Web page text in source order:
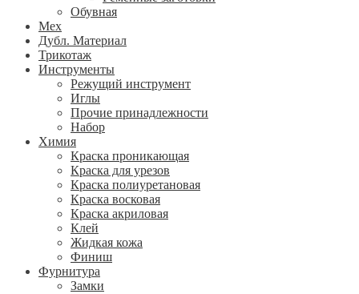
Обувная
Мех
Дубл. Материал
Трикотаж
Инструменты
Режущий инструмент
Иглы
Прочие принадлежности
Набор
Химия
Краска проникающая
Краска для урезов
Краска полиуретановая
Краска восковая
Краска акриловая
Клей
Жидкая кожа
Финиш
Фурнитура
Замки